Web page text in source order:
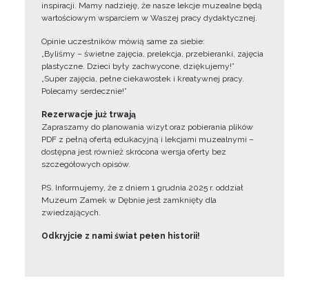
inspiracji. Mamy nadzieję, że nasze lekcje muzealne będą
wartościowym wsparciem w Waszej pracy dydaktycznej.
Opinie uczestników mówią same za siebie:
„Byliśmy – świetne zajęcia, prelekcja, przebieranki, zajęcia
plastyczne. Dzieci były zachwycone, dziękujemy!”
„Super zajęcia, pełne ciekawostek i kreatywnej pracy.
Polecamy serdecznie!”
Rezerwacje już trwają
Zapraszamy do planowania wizyt oraz pobierania plików
PDF z pełną ofertą edukacyjną i lekcjami muzealnymi –
dostępna jest również skrócona wersja oferty bez
szczegółowych opisów.
PS. Informujemy, że z dniem 1 grudnia 2025 r. oddział
Muzeum Zamek w Dębnie jest zamknięty dla
zwiedzających.
Odkryjcie z nami świat pełen historii!